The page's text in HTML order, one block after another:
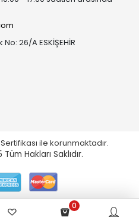
26/A ESKİŞEHİR
ile korunmaktadır.
Hakları Saklıdır.
0